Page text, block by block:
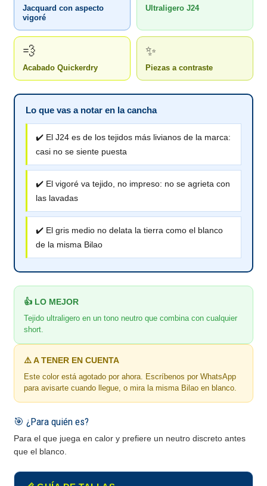
Jacquard con aspecto
vigoré
Ultraligero J24
💨
Acabado Quickerdry
✨
Piezas a contraste
Lo que vas a notar en la cancha
✔️ El J24 es de los tejidos más livianos de la marca:
casi no se siente puesta
✔️ El vigoré va tejido, no impreso: no se agrieta con
las lavadas
✔️ El gris medio no delata la tierra como el blanco
de la misma Bilao
👍 LO MEJOR
Tejido ultraligero en un tono neutro que combina con cualquier
short.
⚠️ A TENER EN CUENTA
Este color está agotado por ahora. Escríbenos por WhatsApp
para avisarte cuando llegue, o mira la misma Bilao en blanco.
🎯 ¿Para quién es?
Para el que juega en calor y prefiere un neutro discreto antes
que el blanco.